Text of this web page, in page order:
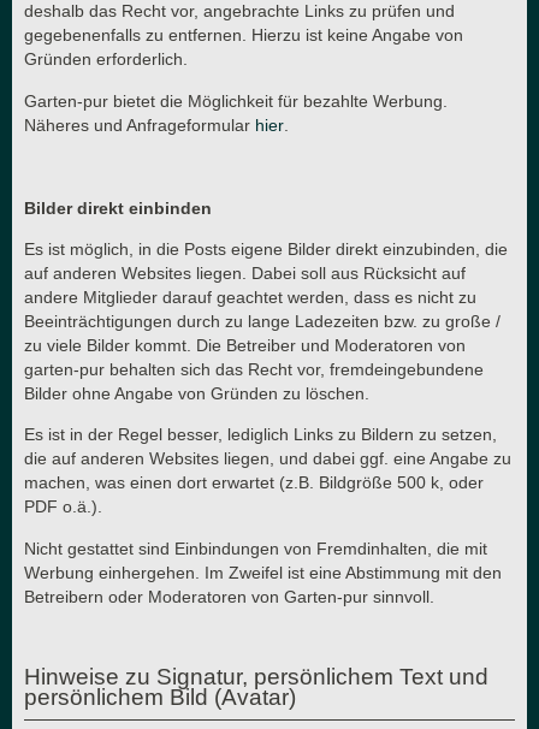
deshalb das Recht vor, angebrachte Links zu prüfen und
gegebenenfalls zu entfernen. Hierzu ist keine Angabe von
Gründen erforderlich.
Garten-pur bietet die Möglichkeit für bezahlte Werbung.
Näheres und Anfrageformular hier
Bilder direkt einbinden
Es ist möglich, in die Posts eigene Bilder direkt einzubinden, die
auf anderen Websites liegen. Dabei soll aus Rücksicht auf
andere Mitglieder darauf geachtet werden, dass es nicht zu
Beeinträchtigungen durch zu lange Ladezeiten bzw. zu große /
zu viele Bilder kommt. Die Betreiber und Moderatoren von
garten-pur behalten sich das Recht vor, fremdeingebundene
Bilder ohne Angabe von Gründen zu löschen.
Es ist in der Regel besser, lediglich Links zu Bildern zu setzen,
die auf anderen Websites liegen, und dabei ggf. eine Angabe zu
machen, was einen dort erwartet (z.B. Bildgröße 500 k, oder
PDF o.ä.).
Nicht gestattet sind Einbindungen von Fremdinhalten, die mit
Werbung einhergehen. Im Zweifel ist eine Abstimmung mit den
Betreibern oder Moderatoren von Garten-pur sinnvoll.
Hinweise zu Signatur, persönlichem Text und
persönlichem Bild (Avatar)